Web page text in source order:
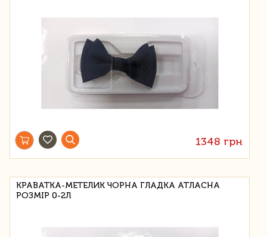
1348 грн
КРАВАТКА-МЕТЕЛИК ЧОРНА ГЛАДКА АТЛАСНА
РОЗМІР 0-2Л